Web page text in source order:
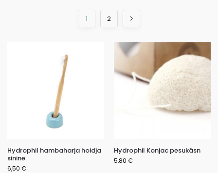
1 2
Hydrophil hambaharja hoidja
sinine
6,50 €
Hydrophil Konjac pesukäsn
5,80 €